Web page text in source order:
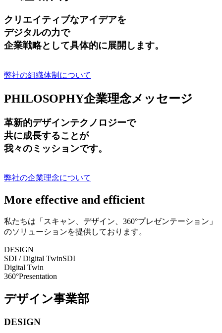
クリエイティブなアイデアを
デジタルの力で
企業戦略として具体的に展開します。
弊社の組織体制について
PHILOSOPHY企業理念メッセージ
革新的デザインテクノロジーで
共に成長することが
我々のミッションです。
弊社の企業理念について
More effective and efficient
私たちは「スキャン、デザイン、360°プレゼンテーション」
のソリューションを提供しております。
DESIGN
SDI / Digital TwinSDI
Digital Twin
360°Presentation
デザイン事業部
DESIGN